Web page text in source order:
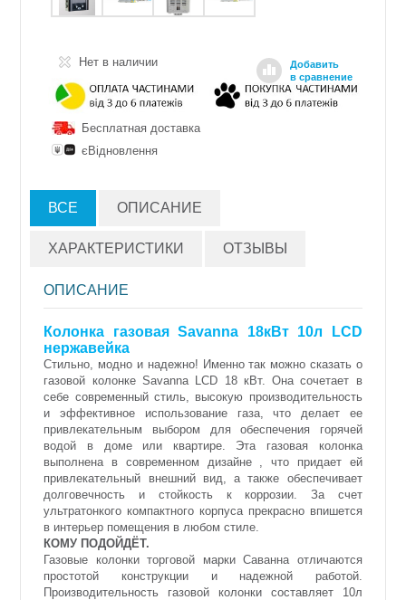
Добавить
в сравнение
Нет в наличии
Бесплатная доставка
єВідновлення
ВСЕ ОПИСАНИЕ
ХАРАКТЕРИСТИКИ ОТЗЫВЫ
ОПИСАНИЕ
Колонка газовая Savanna 18кВт 10л LCD
нержавейка
Стильно, модно и надежно! Именно так можно сказать о
газовой колонке Savanna LCD 18 кВт. Она сочетает в
себе современный стиль, высокую производительность
и эффективное использование газа, что делает ее
привлекательным выбором для обеспечения горячей
водой в доме или квартире. Эта газовая колонка
выполнена в современном дизайне , что придает ей
привлекательный внешний вид, а также обеспечивает
долговечность и стойкость к коррозии. За счет
ультратонкого компактного корпуса прекрасно впишется
в интерьер помещения в любом стиле.
КОМУ ПОДОЙДЁТ.
Газовые колонки торговой марки Саванна отличаются
простотой конструкции и надежной работой.
Производительность газовой колонки составляет 10л